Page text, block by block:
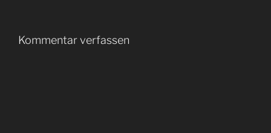
Kommentar verfassen